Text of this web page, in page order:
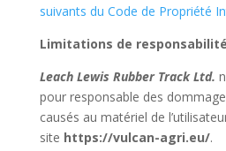
suivants du Code de Propriété
Limitations de
Leach Lewis Rubber Track Ltd.
pour responsable des
causés au matériel de
site https://vulcan-agri.eu/.